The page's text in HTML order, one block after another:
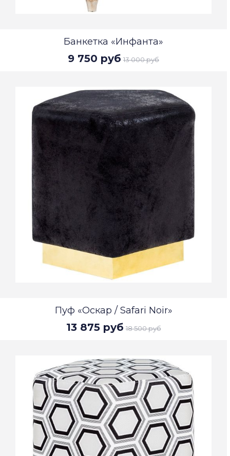
Банкетка «Инфанта»
9 750 руб 13 000 руб
Пуф «Оскар / Safari Noir»
13 875 руб 18 500 руб